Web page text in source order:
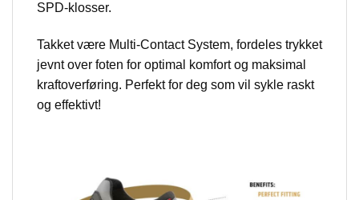
SPD-klosser.
Takket være Multi-Contact System, fordeles trykket
jevnt over foten for optimal komfort og maksimal
kraftoverføring. Perfekt for deg som vil sykle raskt
og effektivt!